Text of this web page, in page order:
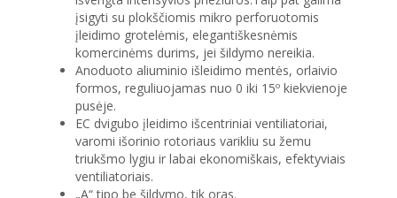
įsigyti su plokščiomis mikro perforuotomis
įleidimo grotelėmis, elegantiškesnėmis
komercinėms durims, jei šildymo nereikia.
Anoduoto aliuminio išleidimo mentės, orlaivio
formos, reguliuojamas nuo 0 iki 15º kiekvienoje
pusėje.
EC dvigubo įleidimo išcentriniai ventiliatoriai,
varomi išorinio rotoriaus varikliu su žemu
triukšmo lygiu ir labai ekonomiškais, efektyviais
ventiliatoriais.
„A“ tipo be šildymo, tik oras.